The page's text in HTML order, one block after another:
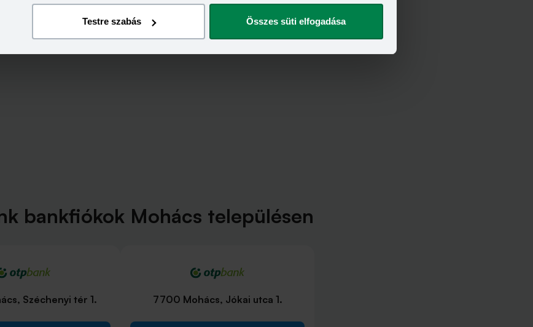
Testre szabás Összes süti elfogadása
bankfiókok Mohács településen
Széchenyi tér 1. 7700 Mohács, Jókai utca 1.